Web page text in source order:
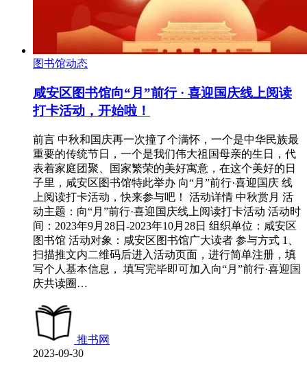
图书馆动态
咸安区图书馆向“月”前行 · 喜迎国庆线上阅读
打卡活动，开始啦！
前言 中秋和国庆再一次撞了个满怀，一个是中华民族最
重要的传统节日，一个是我们伟大祖国母亲的生日，代
表着家庭团聚、国家繁荣的美好寓意，在这个美好的日
子里，咸安区图书馆特此举办 向“月”前行·喜迎国庆 线
上阅读打卡活动，快来参与吧！ 活动详情 中秋赏月 活
动主题：向“月”前行·喜迎国庆线上阅读打卡活动 活动时
间：2023年9月28日-2023年10月28日 组织单位：咸安区
图书馆 活动对象：咸安区图书馆广大读者 参与方式 1、
扫描推文内二维码后进入活动页面，进行简单注册，填
写个人基本信息， 填写完毕即可加入向“月”前行·喜迎国
庆共读圈…
推书网
2023-09-30